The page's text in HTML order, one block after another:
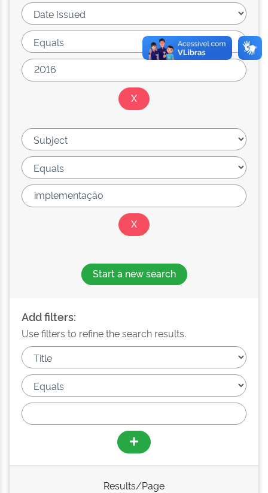
Start a new search
Add filters:
Use filters to refine the search results.
Results/Page